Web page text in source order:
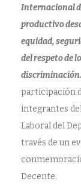
D
Í
A
U
N
D
I
A
L
P
O
R
E
L
R
B
Internacional
productivo
equidad,
del respeto de
discriminación.
participación
integrantes
Laboral del
través de un
Decente.